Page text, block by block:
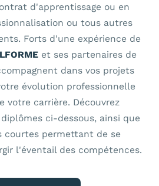
d'apprentissage ou en
ou tous autres
Forts d'une expérience de
et ses partenaires de
dans vos projets
évolution professionnelle
votre carrière. Découvrez
ci-dessous, ainsi que
courtes permettant de se
l'éventail des compétences.